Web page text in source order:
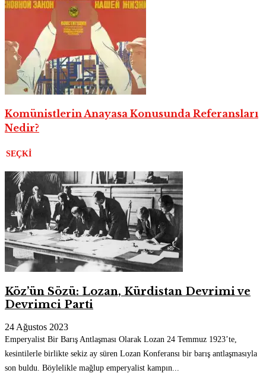
Komünistlerin Anayasa Konusunda Referansları
Nedir?
SEÇKI
Köz’ün Sözü: Lozan, Kürdistan Devrimi ve
Devrimci Parti
24 Ağustos 2023
Emperyalist Bir Barış Antlaşması Olarak Lozan 24 Temmuz 1923’te,
kesintilerle birlikte sekiz ay süren Lozan Konferansı bir barış antlaşmasıyla
son buldu. Böylelikle mağlup emperyalist kampın...